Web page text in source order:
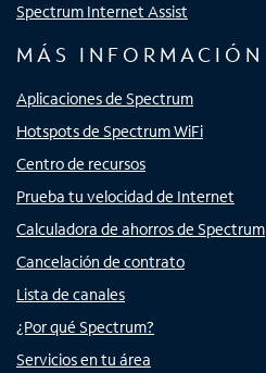
Spectrum Internet Assist
MÁS INFORMACIÓN
Aplicaciones de Spectrum
Hotspots de Spectrum WiFi
Centro de recursos
Prueba tu velocidad de Internet
Calculadora de ahorros de Spectrum
Cancelación de contrato
Lista de canales
¿Por qué Spectrum?
Servicios en tu área